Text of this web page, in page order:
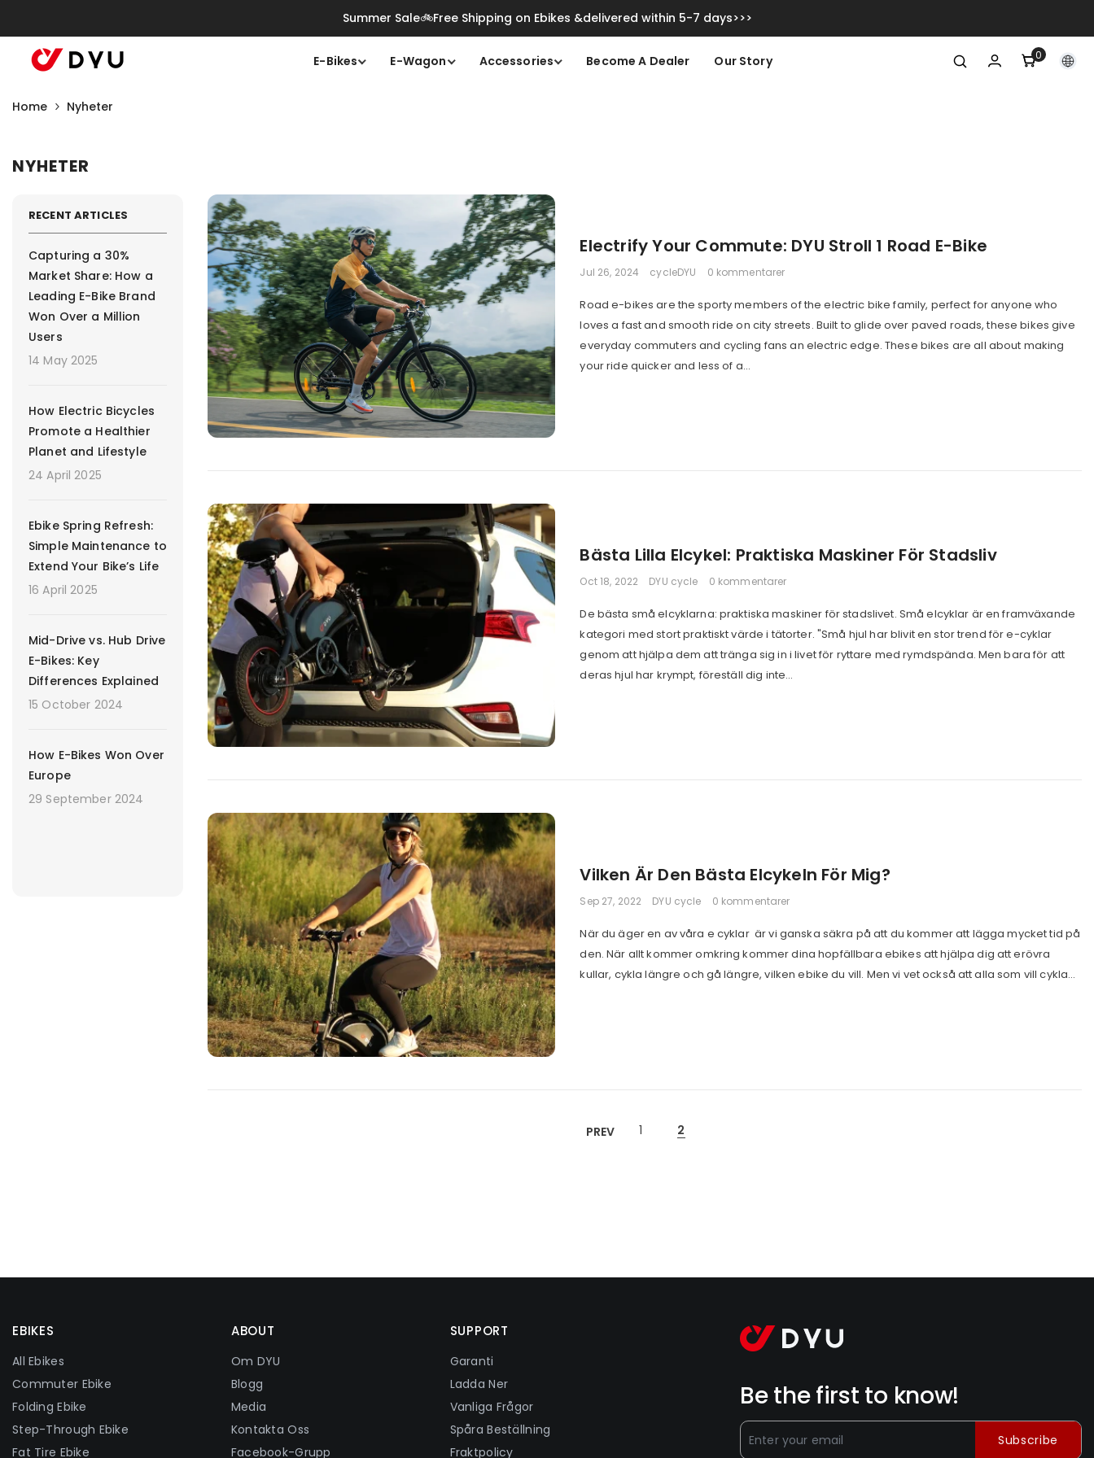
Summer Sale🚲Free Shipping on Ebikes &delivered within 5-7 days>>>
E-Bikes E-Wagon Accessories Become A Dealer Our Story 00
artiklar
Home Nyheter
NYHETER
RECENT ARTICLES
Capturing a 30%
Market Share: How a
Leading E-Bike Brand
Won Over a Million
Users
14 May 2025
How Electric Bicycles
Promote a Healthier
Planet and Lifestyle
24 April 2025
Ebike Spring Refresh:
Simple Maintenance to
Extend Your Bike’s Life
16 April 2025
Mid-Drive vs. Hub Drive
E-Bikes: Key
Differences Explained
15 October 2024
How E-Bikes Won Over
Europe
29 September 2024
Electrify Your Commute: DYU Stroll 1 Road E-Bike
Jul 26, 2024 cycleDYU 0 kommentarer
Road e-bikes are the sporty members of the electric bike family, perfect for anyone who
loves a fast and smooth ride on city streets. Built to glide over paved roads, these bikes give
everyday commuters and cycling fans an electric edge. These bikes are all about making
your ride quicker and less of a...
Bästa Lilla Elcykel: Praktiska Maskiner För Stadsliv
Oct 18, 2022 DYU cycle 0 kommentarer
De bästa små elcyklarna: praktiska maskiner för stadslivet. Små elcyklar är en framväxande
kategori med stort praktiskt värde i tätorter. "Små hjul har blivit en stor trend för e-cyklar
genom att hjälpa dem att tränga sig in i livet för ryttare med rymdspända. Men bara för att
deras hjul har krympt, föreställ dig inte...
Vilken Är Den Bästa Elcykeln För Mig?
Sep 27, 2022 DYU cycle 0 kommentarer
När du äger en av våra e cyklar är vi ganska säkra på att du kommer att lägga mycket tid på
den. När allt kommer omkring kommer dina hopfällbara ebikes att hjälpa dig att erövra
kullar, cykla längre och gå längre, vilken ebike du vill. Men vi vet också att alla som vill cykla...
PREV 1 2
EBIKES
All Ebikes
Commuter Ebike
Folding Ebike
Step-Through Ebike
Fat Tire Ebike
ABOUT
Om DYU
Blogg
Media
Kontakta Oss
Facebook-Grupp
SUPPORT
Garanti
Ladda Ner
Vanliga Frågor
Spåra Beställning
Fraktpolicy
Be the first to know!
Subscribe